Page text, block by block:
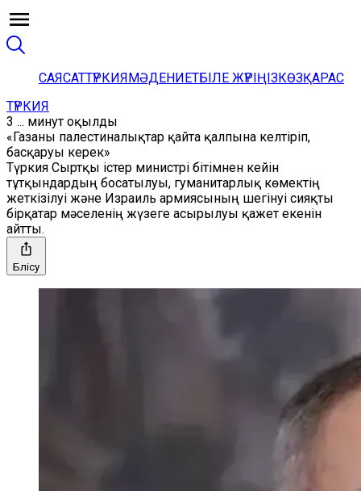
САЯСАТТҮРКИЯМӘДЕНИЕТБІЛЕ ЖҮРІҢІЗКӨЗҚАРАС
ТҮРКИЯ
3 ... минут оқылды
«Газаны палестиналықтар қайта қалпына келтіріп,
басқаруы керек»
Түркия Сыртқы істер министрі бітімнен кейін
тұтқындардың босатылуы, гуманитарлық көмектің
жеткізілуі және Израиль армиясының шегінуі сияқты
бірқатар мәселенің жүзеге асырылуы қажет екенін
айтты.
Бөлісу